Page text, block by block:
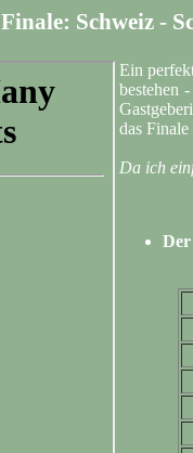
Finale: Schweiz -
Ein
bestehen
das
Da ich